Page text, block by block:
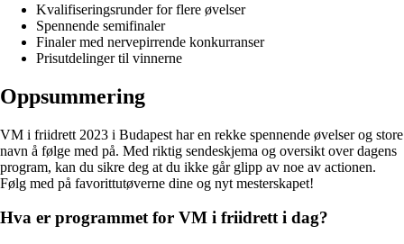
Kvalifiseringsrunder for flere øvelser
Spennende semifinaler
Finaler med nervepirrende konkurranser
Prisutdelinger til vinnerne
Oppsummering
VM i friidrett 2023 i Budapest har en rekke spennende øvelser og store
navn å følge med på. Med riktig sendeskjema og oversikt over dagens
program, kan du sikre deg at du ikke går glipp av noe av actionen.
Følg med på favorittutøverne dine og nyt mesterskapet!
Hva er programmet for VM i friidrett i dag?